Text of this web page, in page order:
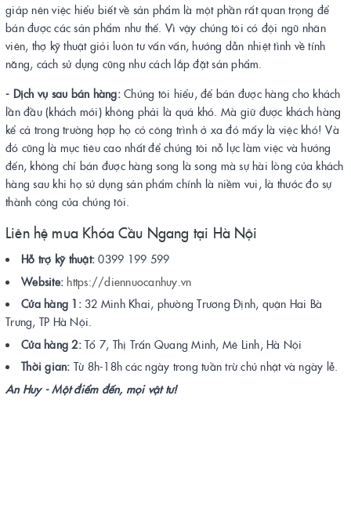
giáp nên việc hiểu biết về sản phẩm là một phần rất quan trọng để
bán được các sản phẩm như thế. Vì vậy chúng tôi có đội ngũ nhân
viên, thợ kỹ thuật giỏi luôn tư vấn vấn, hướng dẫn nhiệt tình về tính
năng, cách sử dụng cũng như cách lắp đặt sản phẩm.
- Dịch vụ sau bán hàng:Chúng tôi hiểu, để bán được hàng cho khách
lần đầu (khách mới) không phải là quá khó. Mà giữ được khách hàng
kể cả trong trường hợp họ có công trình ở xa đó mấy là việc khó! Và
đó cũng là mục tiêu cao nhất để chúng tôi nỗ lực làm việc và hướng
đến, không chỉ bán được hàng song là song mà sự hài lòng của khách
hàng sau khi họ sử dụng sản phẩm chính là niềm vui, là thước đo sự
thành công của chúng tôi.
Liên hệ mua Khóa Cầu Ngang tại Hà Nội
Hỗ trợ kỹ thuật: 0399 199 599
Website: https://diennuocanhuy.vn
Cửa hàng 1: 32 Minh Khai, phường Trương Định, quận Hai Bà
Trưng, TP Hà Nội.
Cửa hàng 2: Tổ 7, Thị Trấn Quang Minh, Mê Linh, Hà Nội
Thời gian: Từ 8h-18h các ngày trong tuần trừ chủ nhật và ngày lễ.
An Huy - Một điểm đến, mọi vật tư!